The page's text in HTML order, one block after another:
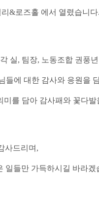
리&로즈홀 에서 열렸습니다.
실, 팀장, 노동조합 권풍
에 대한 감사와 응원을
를 담아 감사패와 꽃다발
사드리며,
일들만 가득하시길 바라겠